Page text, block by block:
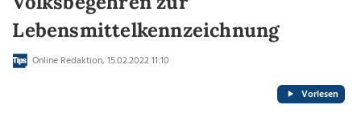
Lebensmittelkennzeichnung
Online Redaktion, 15.02.2022 11:10
Vorlesen